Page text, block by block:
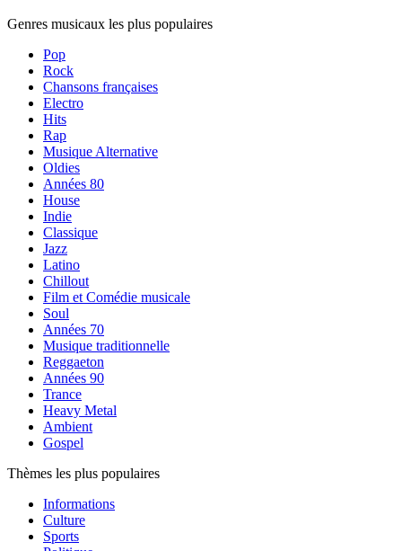
Genres musicaux les plus populaires
Pop
Rock
Chansons françaises
Electro
Hits
Rap
Musique Alternative
Oldies
Années 80
House
Indie
Classique
Jazz
Latino
Chillout
Film et Comédie musicale
Soul
Années 70
Musique traditionnelle
Reggaeton
Années 90
Trance
Heavy Metal
Ambient
Gospel
Thèmes les plus populaires
Informations
Culture
Sports